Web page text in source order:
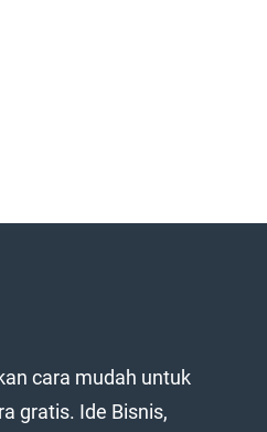
cara mudah untuk
gratis. Ide Bisnis,